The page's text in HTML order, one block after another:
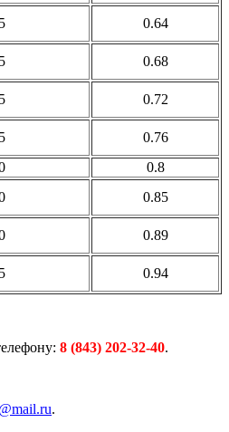
0.64
0.68
0.72
0.76
0.8
0.85
0.89
0.94
8 (843) 202-32-40.
.